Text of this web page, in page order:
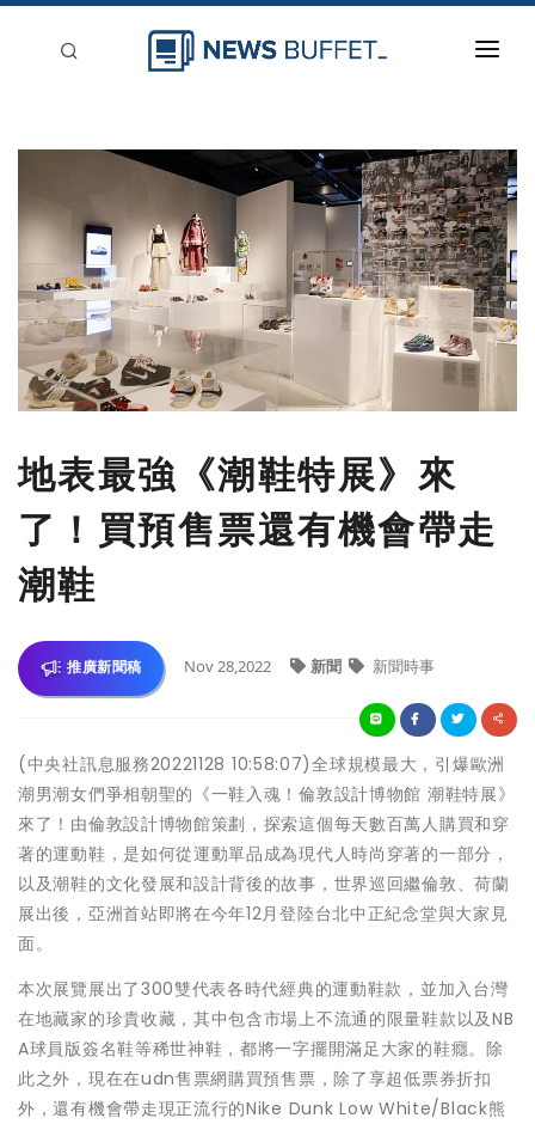
新聞稿分類
刊登
地表最強《潮鞋特展》來
了！買預售票還有機會帶走
潮鞋
推廣新聞稿 Nov 28,2022 新聞 新聞時事
(中央社訊息服務20221128 10:58:07)全球規模最大，引爆歐洲
潮男潮女們爭相朝聖的《一鞋入魂！倫敦設計博物館 潮鞋特展》
來了！由倫敦設計博物館策劃，探索這個每天數百萬人購買和穿
著的運動鞋，是如何從運動單品成為現代人時尚穿著的一部分，
以及潮鞋的文化發展和設計背後的故事，世界巡回繼倫敦、荷蘭
展出後，亞洲首站即將在今年12月登陸台北中正紀念堂與大家見
面。
本次展覽展出了300雙代表各時代經典的運動鞋款，並加入台灣
在地藏家的珍貴收藏，其中包含市場上不流通的限量鞋款以及NB
A球員版簽名鞋等稀世神鞋，都將一字擺開滿足大家的鞋癮。除
此之外，現在在udn售票網購買預售票，除了享超低票券折扣
外，還有機會帶走現正流行的Nike Dunk Low White/Black熊